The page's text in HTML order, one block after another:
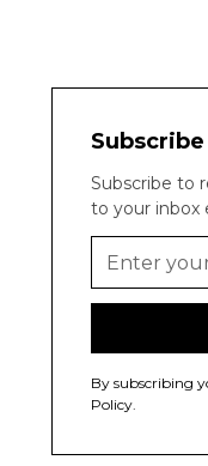
Subscribe to
to your inbox
By subscribing
Policy.